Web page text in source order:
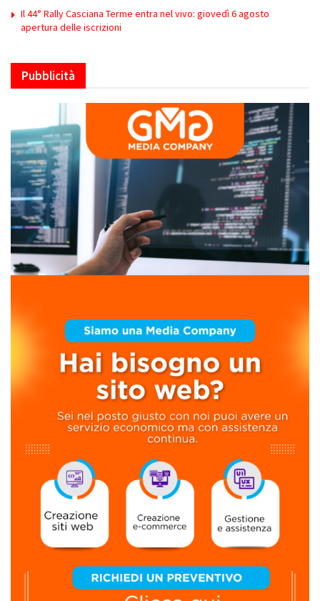
Il 44° Rally Casciana Terme entra nel vivo: giovedì 6 agosto
apertura delle iscrizioni
Pubblicità